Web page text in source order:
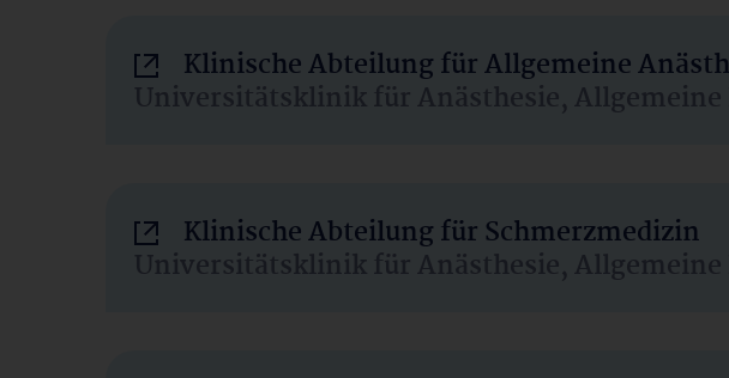
Klinische Abteilung für Allgemeine
Universitätsklinik für Anästhesie,
Klinische Abteilung für Schmerzmedizin
Universitätsklinik für Anästhesie,